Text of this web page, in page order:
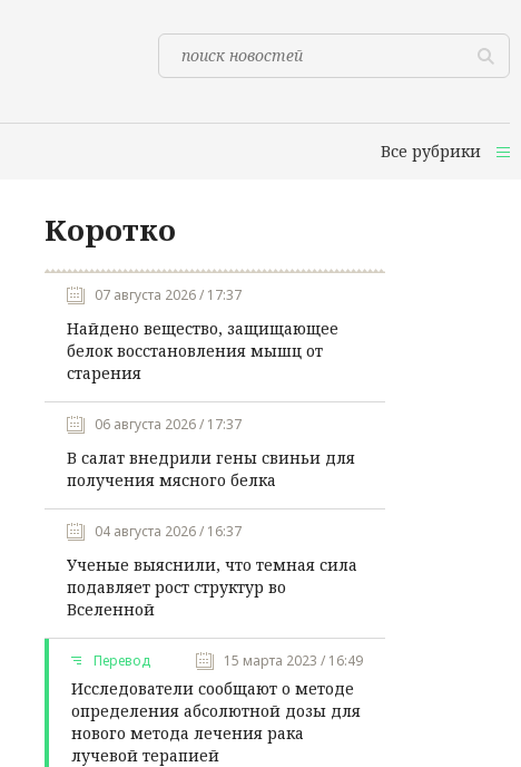
Все рубрики
Коротко
07 августа 2026 / 17:37
Найдено вещество, защищающее
белок восстановления мышц от
старения
06 августа 2026 / 17:37
В салат внедрили гены свиньи для
получения мясного белка
04 августа 2026 / 16:37
Ученые выяснили, что темная сила
подавляет рост структур во
Вселенной
Перевод 15 марта 2023 / 16:49
Исследователи сообщают о методе
определения абсолютной дозы для
нового метода лечения рака
лучевой терапией